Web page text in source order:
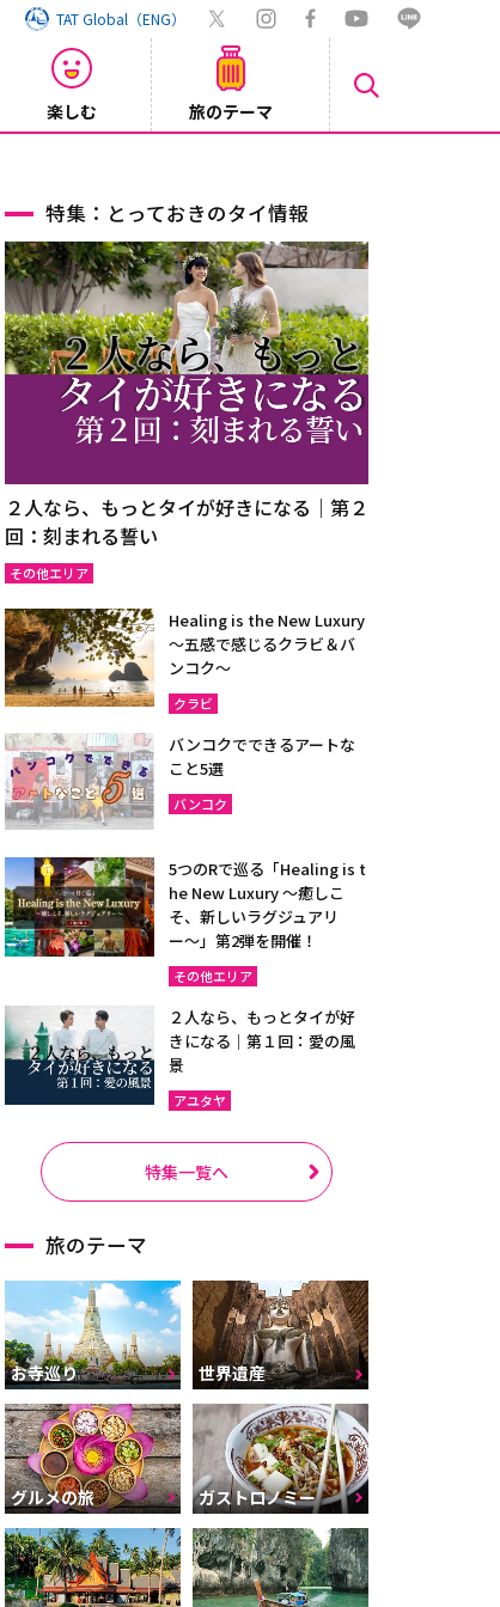
TAT Global（ENG）
楽しむ 旅のテーマ
特集：とっておきのタイ情報
２人なら、もっとタイが好きになる｜第２
回：刻まれる誓い
その他エリア
Healing is the New Luxury
～五感で感じるクラビ＆バ
ンコク～
クラビ
バンコクでできるアートな
こと5選
バンコク
5つのRで巡る「Healing is t
he New Luxury ～癒しこ
そ、新しいラグジュアリ
ー〜」第2弾を開催！
その他エリア
２人なら、もっとタイが好
きになる｜第１回：愛の風
景
アユタヤ
特集一覧へ
旅のテーマ
お寺巡り 世界遺産
グルメの旅 ガストロノミー